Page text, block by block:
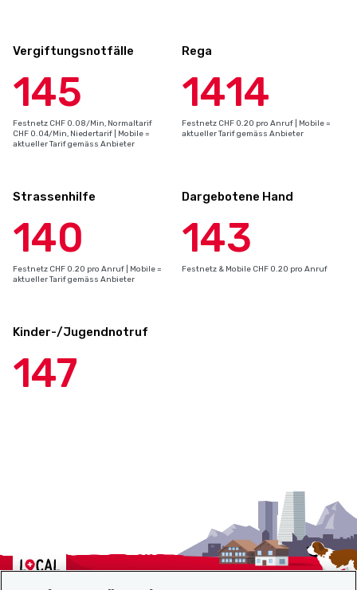
Vergiftungsnotfälle
145
Festnetz CHF 0.08/Min, Normaltarif
CHF 0.04/Min, Niedertarif | Mobile =
aktueller Tarif gemäss Anbieter
Rega
1414
Festnetz CHF 0.20 pro Anruf | Mobile =
aktueller Tarif gemäss Anbieter
Strassenhilfe
140
Festnetz CHF 0.20 pro Anruf | Mobile =
aktueller Tarif gemäss Anbieter
Dargebotene Hand
143
Festnetz & Mobile CHF 0.20 pro Anruf
Kinder-/Jugendnotruf
147
Localcities